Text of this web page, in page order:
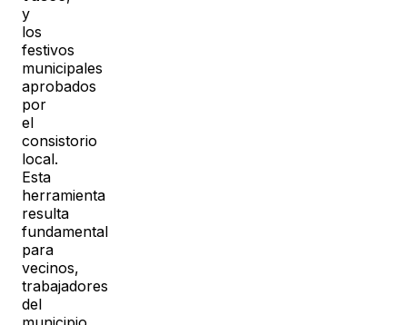
y
los
festivos
municipales
aprobados
por
el
consistorio
local.
Esta
herramienta
resulta
fundamental
para
vecinos,
trabajadores
del